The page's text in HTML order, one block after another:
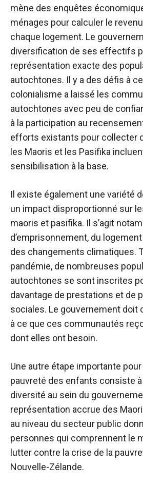
mène des enquêtes
ménages pour calculer le
chaque logement. Le
diversification de ses effectifs
représentation exacte des
autochtones. Il y a des défis à
colonialisme a laissé les
autochtones avec peu de
à la participation au
efforts existants pour collecter
les Maoris et les Pasifika
sensibilisation à la base.
Il existe également une variété
un impact disproportionné sur
maoris et pasifika. Il s’agit
d’emprisonnement, du
des changements climatiques.
pandémie, de nombreuses
autochtones se sont inscrites
davantage de prestations et de
sociales. Le gouvernement doit
à ce que ces communautés
dont elles ont besoin.
Une autre étape importante
pauvreté des enfants consiste
diversité au sein du
représentation accrue des
au niveau du secteur public
personnes qui comprennent le
lutter contre la crise de la
Nouvelle-Zélande.